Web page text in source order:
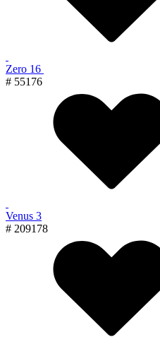
Zero 16
# 55176
Venus 3
# 209178